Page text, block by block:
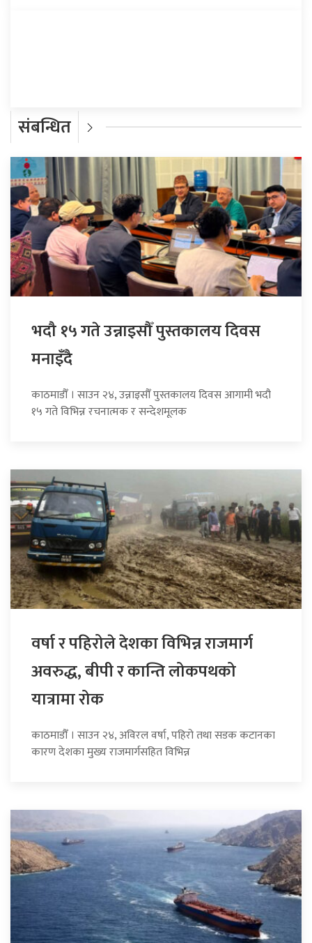
संबन्धित
भदौ १५ गते उन्नाइसौँ पुस्तकालय दिवस
मनाइँदै
काठमाडौँ । साउन २४, उन्नाइसौँ पुस्तकालय दिवस आगामी भदौ
१५ गते विभिन्न रचनात्मक र सन्देशमूलक
वर्षा र पहिरोले देशका विभिन्न राजमार्ग
अवरुद्ध, बीपी र कान्ति लोकपथको
यात्रामा रोक
काठमाडौँ । साउन २४, अविरल वर्षा, पहिरो तथा सडक कटानका
कारण देशका मुख्य राजमार्गसहित विभिन्न